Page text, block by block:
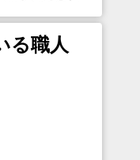
る職人